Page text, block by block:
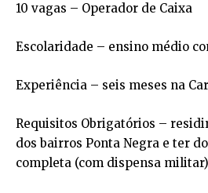
10 vagas – Operador de Caixa
Escolaridade – ensino médio
Experiência – seis meses na
Requisitos Obrigatórios –
dos bairros Ponta Negra e ter
completa (com dispensa